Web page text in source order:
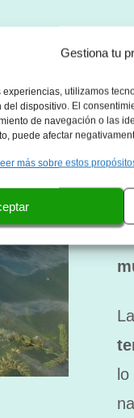
Gestiona tu
experiencias, utilizamos
dispositivo. El
de navegación o las
puede afectar
más sobre estos